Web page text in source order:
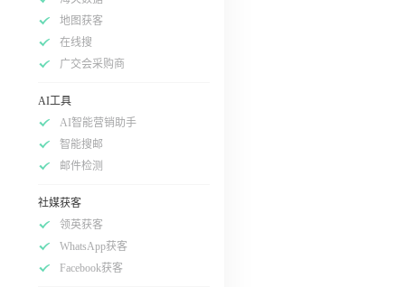
地图获客
在线搜
广交会采购商
AI工具
AI智能营销助手
智能搜邮
邮件检测
社媒获客
领英获客
WhatsApp获客
Facebook获客